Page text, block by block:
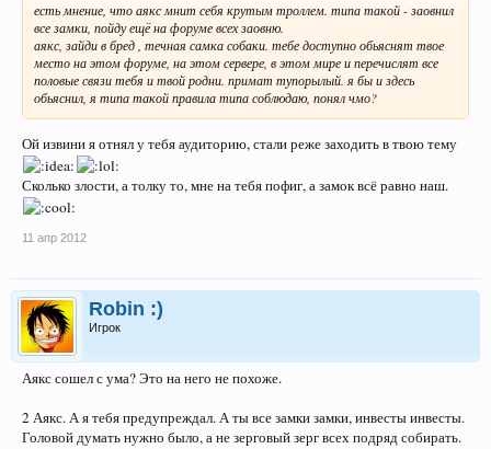
есть мнение, что аякс мнит себя крутым троллем. типа такой - заовнил
все замки, пойду ещё на форуме всех заовню.
аякс, зайди в бред , течная самка собаки. тебе доступно обьяснят твое
место на этом форуме, на этом сервере, в этом мире и перечислят все
половые связи тебя и твой родни. примат тупорылый. я бы и здесь
обьяснил, я типа такой правила типа соблюдаю, понял чмо?
Ой извини я отнял у тебя аудиторию, стали реже заходить в твою тему
Сколько злости, а толку то, мне на тебя пофиг, а замок всё равно наш.
11 апр 2012
Robin :)
Игрок
Аякс сошел с ума? Это на него не похоже.
2 Аякс. А я тебя предупреждал. А ты все замки замки, инвесты инвесты.
Головой думать нужно было, а не зерговый зерг всех подряд собирать.